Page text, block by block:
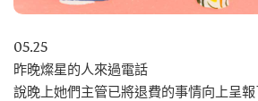
05.25
昨晚燦星的人來過電話
說晚上她們主管已將退費的事情向上呈報